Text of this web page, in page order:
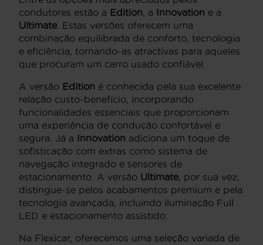
condutores estão a Edition, a Innovation e a
Ultimate . Estas versões oferecem uma
combinação equilibrada de conforto, tecnologia
e eficiência, tornando-as atractivas para aqueles
que procuram um carro usado confiável.
A versão Edition é conhecida pela sua excelente
relação custo-benefício, incorporando
funcionalidades essenciais que proporcionam
uma experiência de condução confortável e
segura. Já a Innovation adiciona um toque de
sofisticação com extras como sistema de
navegação integrado e sensores de
estacionamento. A versão Ultimate, por sua vez,
distingue-se pelos acabamentos premium e pela
tecnologia avançada, incluindo iluminação Full
LED e estacionamento assistido.
Na Flexicar, oferecemos uma seleção variada de